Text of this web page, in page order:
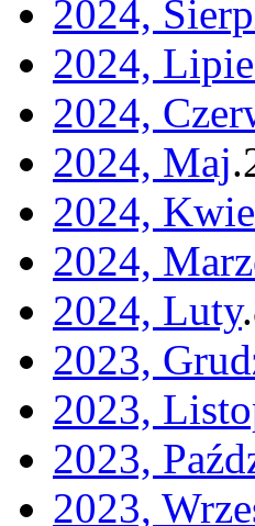
2024,
2024,
2024,
2024, Maj.
2024,
2024,
2024, Luty.
2023,
2023,
2023,
2023,